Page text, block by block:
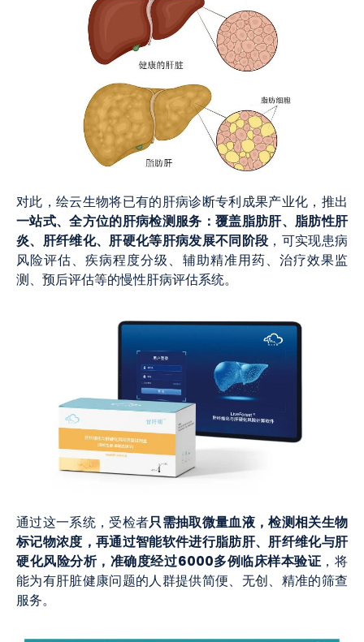
对此，绘云生物将已有的肝病诊断专利成果产业化，推出
一站式、全方位的肝病检测服务：覆盖脂肪肝、脂肪性肝
炎、肝纤维化、肝硬化等肝病发展不同阶段，可实现患病
风险评估、疾病程度分级、辅助精准用药、治疗效果监
测、预后评估等的慢性肝病评估系统。
通过这一系统，受检者只需抽取微量血液，检测相关生物
标记物浓度，再通过智能软件进行脂肪肝、肝纤维化与肝
硬化风险分析，准确度经过6000多例临床样本验证，将
能为有肝脏健康问题的人群提供简便、无创、精准的筛查
服务。